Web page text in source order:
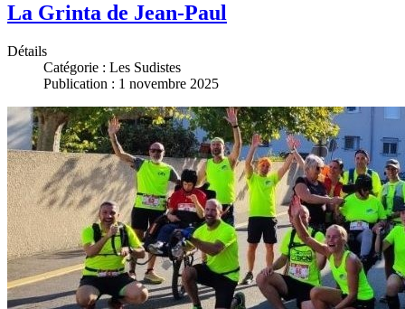
La Grinta de Jean-Paul
Détails
Catégorie : Les Sudistes
Publication : 1 novembre 2025